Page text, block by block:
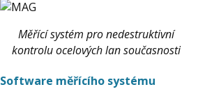
Měřící systém pro nedestruktivní
kontrolu ocelových lan současnosti
Software měřícího systému